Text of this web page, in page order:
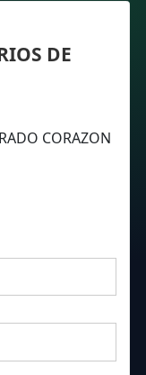
DE
CORAZON